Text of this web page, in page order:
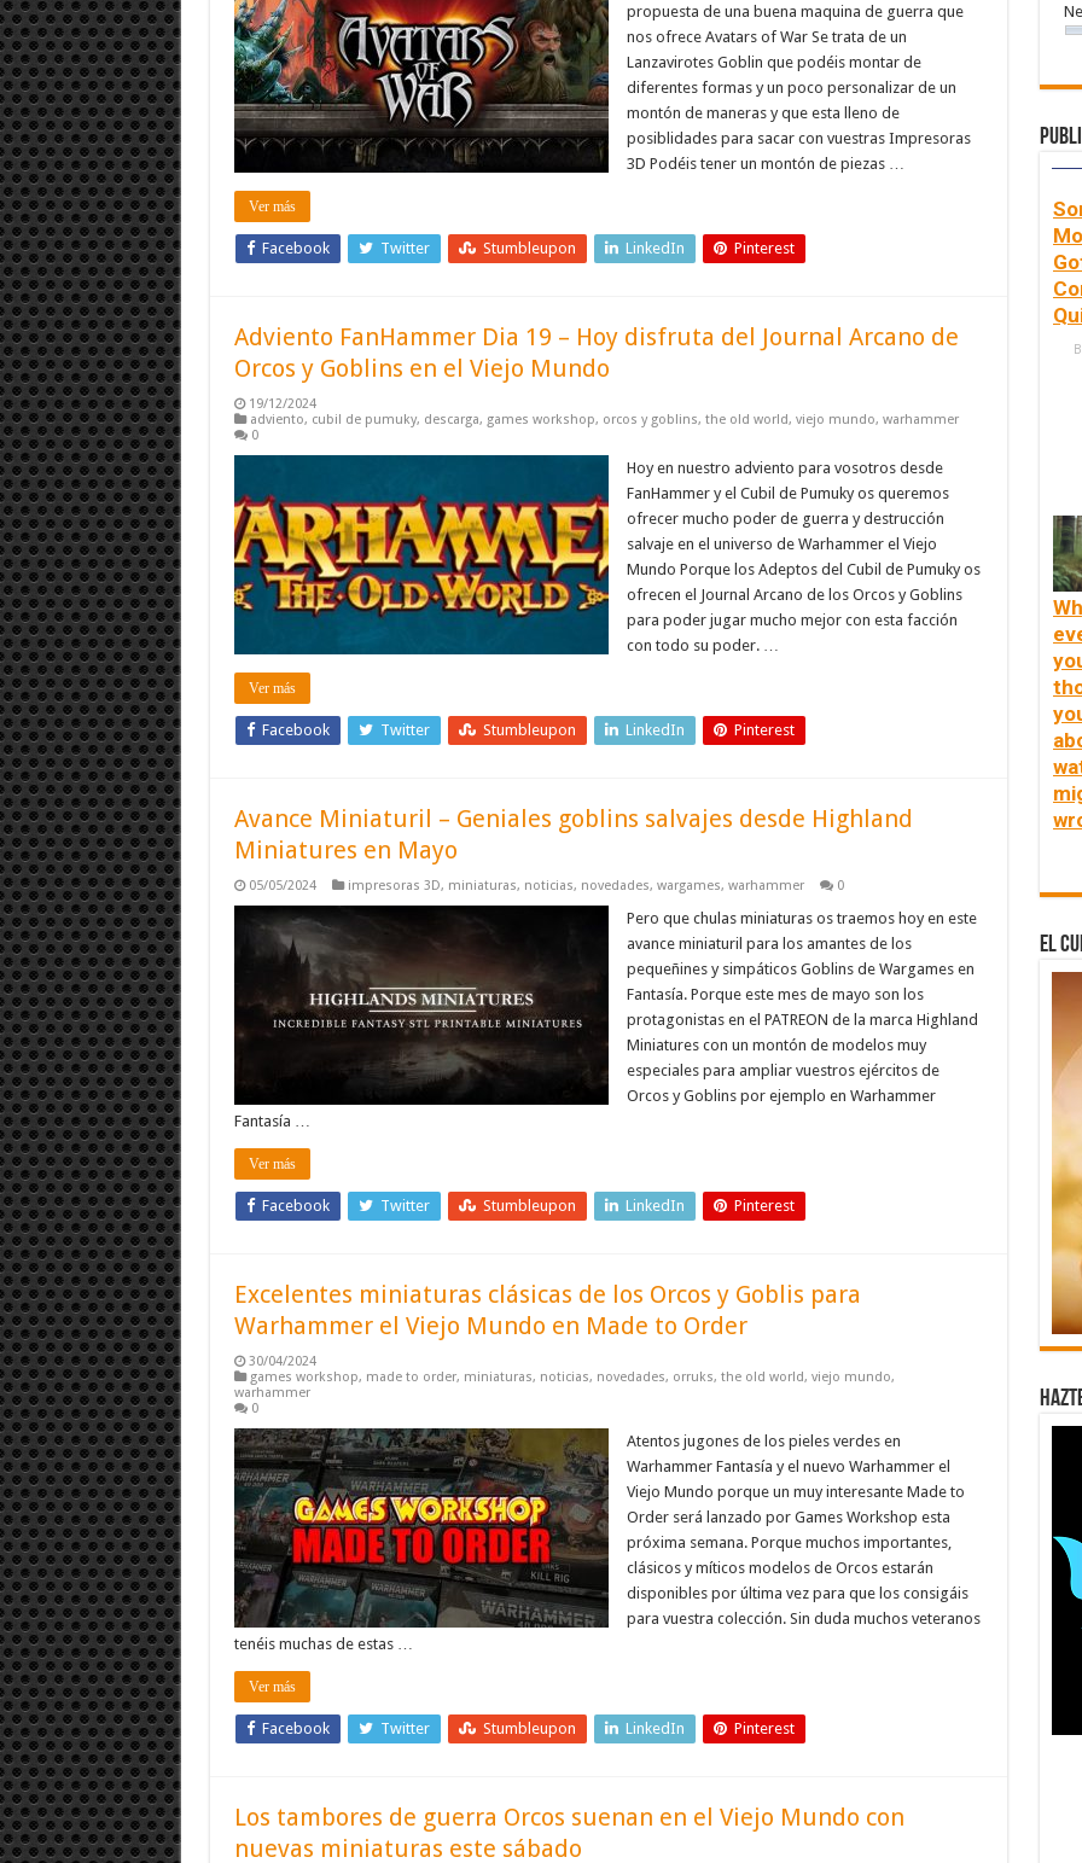
propuesta de una buena maquina de guerra que
nos ofrece Avatars of War Se trata de un
Lanzavirotes Goblin que podéis montar de
diferentes formas y un poco personalizar de un
montón de maneras y que esta lleno de
posiblidades para sacar con vuestras Impresoras
3D Podéis tener un montón de piezas …
Ver más
Facebook Twitter Stumbleupon LinkedIn Pinterest
Adviento FanHammer Dia 19 – Hoy disfruta del Journal Arcano de
Orcos y Goblins en el Viejo Mundo
19/12/2024
adviento, cubil de pumuky, descarga, games workshop, orcos y goblins, the old world, viejo mundo, warhammer
0
Hoy en nuestro adviento para vosotros desde
FanHammer y el Cubil de Pumuky os queremos
ofrecer mucho poder de guerra y destrucción
salvaje en el universo de Warhammer el Viejo
Mundo Porque los Adeptos del Cubil de Pumuky os
ofrecen el Journal Arcano de los Orcos y Goblins
para poder jugar mucho mejor con esta facción
con todo su poder. …
Ver más
Facebook Twitter Stumbleupon LinkedIn Pinterest
Avance Miniaturil – Geniales goblins salvajes desde Highland
Miniatures en Mayo
05/05/2024 impresoras 3D, miniaturas, noticias, novedades, wargames, warhammer 0
Pero que chulas miniaturas os traemos hoy en este
avance miniaturil para los amantes de los
pequeñines y simpáticos Goblins de Wargames en
Fantasía. Porque este mes de mayo son los
protagonistas en el PATREON de la marca Highland
Miniatures con un montón de modelos muy
especiales para ampliar vuestros ejércitos de
Orcos y Goblins por ejemplo en Warhammer
Fantasía …
Ver más
Facebook Twitter Stumbleupon LinkedIn Pinterest
Excelentes miniaturas clásicas de los Orcos y Goblis para
Warhammer el Viejo Mundo en Made to Order
30/04/2024
games workshop, made to order, miniaturas, noticias, novedades, orruks, the old world, viejo mundo,
warhammer
0
Atentos jugones de los pieles verdes en
Warhammer Fantasía y el nuevo Warhammer el
Viejo Mundo porque un muy interesante Made to
Order será lanzado por Games Workshop esta
próxima semana. Porque muchos importantes,
clásicos y míticos modelos de Orcos estarán
disponibles por última vez para que los consigáis
para vuestra colección. Sin duda muchos veteranos
tenéis muchas de estas …
Ver más
Facebook Twitter Stumbleupon LinkedIn Pinterest
Los tambores de guerra Orcos suenan en el Viejo Mundo con
nuevas miniaturas este sábado
Publi
El